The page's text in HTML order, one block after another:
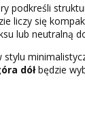
podkreśli
liczy się
lub neutralną
dółbędzie